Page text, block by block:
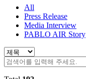
All
Press Release
Media Interview
PABLO AIR Story